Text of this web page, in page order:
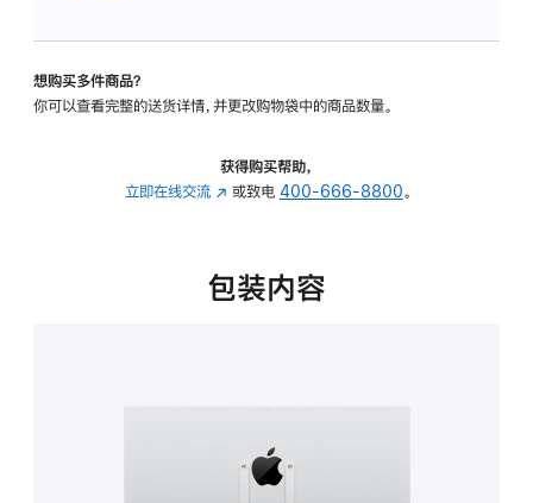
转
的
想购买多件商品？
你可以查看完整的送货详情，并更改购物袋中的商品数量。
获得购买帮助，
立即在线交流 (在
中
或致电 400-666-8800。
包装内容